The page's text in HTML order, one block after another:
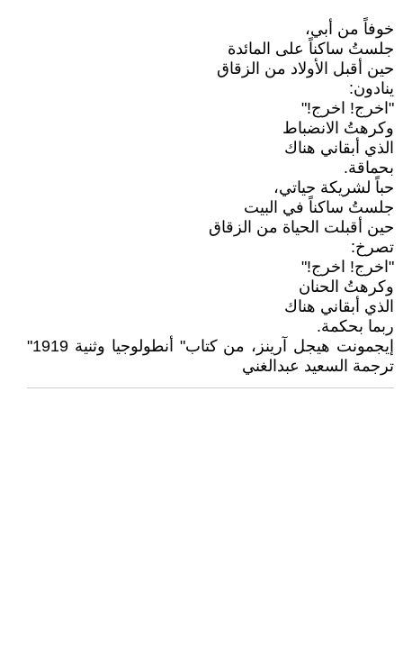
خوفاً من أبي،
جلستُ ساكناً على المائدة
حين أقبل الأولاد من الزقاق
ينادون:
"اخرج! اخرج!"
وكرهتُ الانضباط
الذي أبقاني هناك
بحماقة.
حباً لشريكة حياتي،
جلستُ ساكناً في البيت
حين أقبلت الحياة من الزقاق
تصرخ:
"اخرج! اخرج!"
وكرهتُ الحنان
الذي أبقاني هناك
ربما بحكمة.
إيجمونت هيجل آرينز، من كتاب" أنطولوجيا وثنية 1919"
ترجمة السعيد عبدالغني